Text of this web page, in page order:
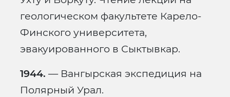
геологическом факультете Карело-
Финского университета,
эвакуированного в Сыктывкар.
1944. — Вангырская экспедиция на
Полярный Урал.